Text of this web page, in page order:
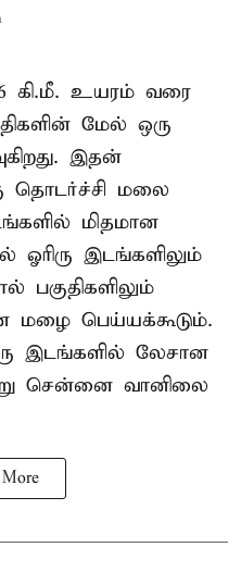
கி.மீ. உயரம் வரை
மேல் ஒரு
இதன்
தொடர்ச்சி மலை
மிதமான
ஓரிரு இடங்களிலும்
பகுதிகளிலும்
மழை பெய்யக்கூடும்.
இடங்களில் லேசான
சென்னை வானிலை